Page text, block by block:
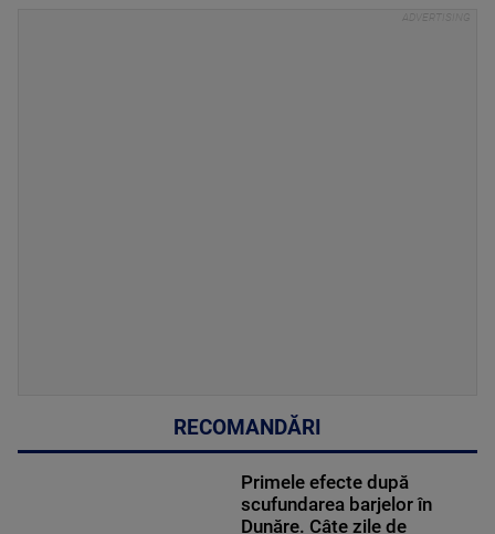
RECOMANDĂRI
Primele efecte după
scufundarea barjelor în
Dunăre. Câte zile de